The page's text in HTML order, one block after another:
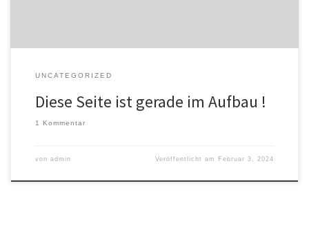
UNCATEGORIZED
Diese Seite ist gerade im Aufbau !
1 Kommentar
von admin Veröffentlicht am Februar 3, 2024